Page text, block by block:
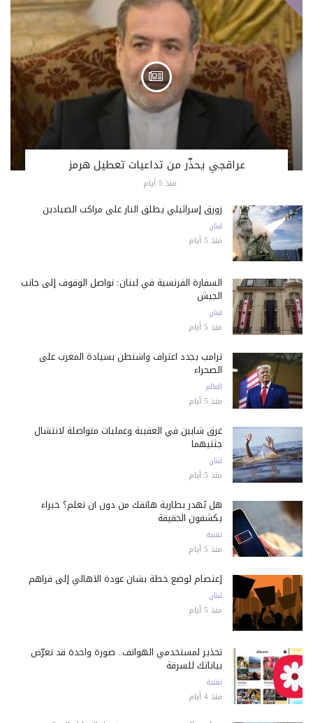
عراقجي يحذّر من تداعيات تعطيل هرمز
منذ 5 أيام
زورق إسرائيلي يطلق النار على مراكب الصيادين
لبنان
منذ 5 أيام
السفارة الفرنسية في لبنان: نواصل الوقوف إلى جانب
الجيش
لبنان
منذ 5 أيام
ترامب يجدد اعتراف واشنطن بسيادة المغرب على
الصحراء
العالم
منذ 5 أيام
غرق شابين في العقيبة وعمليات متواصلة لانتشال
جثتيهما
لبنان
منذ 5 أيام
هل تُهدر بطارية هاتفك من دون أن تعلم؟ خبراء
يكشفون الحقيقة
تقنية
منذ 5 أيام
إعتصام لوضع خطة بشأن عودة الأهالي إلى قراهم
لبنان
منذ 5 أيام
تحذير لمستخدمي الهواتف.. صورة واحدة قد تعرّض
بياناتك للسرقة
تقنية
منذ 4 أيام